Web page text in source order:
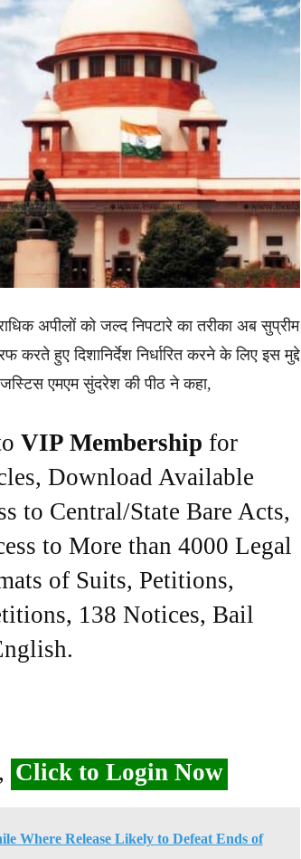
अपीलों को जल्द निपटारे का तरीका अब सुप्रीम
करते हुए दिशानिर्देश निर्धारित करने के लिए इस मुद्दे
एमएम सुंदरेश की पीठ ने कहा,
VIP Membership for
Download Available
to Central/State Bare Acts,
to More than 4000 Legal
of Suits, Petitions,
138 Notices, Bail
Click to Login Now
Where Release Likely to Defeat Ends of